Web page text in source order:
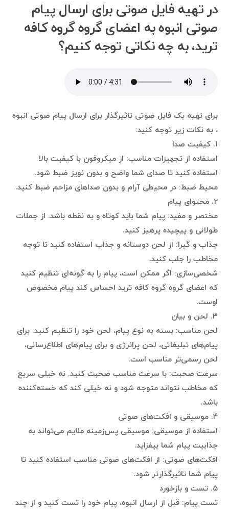
در تهیه فایل صوتی برای ارسال پیام
صوتی انبوه به اعضای گروه گروه کافه
ترید، به چه نکاتی توجه کنیم؟
برای تهیه یک فایل صوتی تاثیرگذار برای ارسال پیام صوتی انبوه
، به نکات زیر توجه کنید:
۱. کیفیت صدا
استفاده از تجهیزات مناسب: از میکروفون با کیفیت بالا
استفاده کنید تا صدای شما واضح و بدون نویز ضبط شود.
محیط ضبط: در محیطی آرام و بدون صداهای مزاحم ضبط کنید.
۲. محتوای پیام
مختصر و مفید: پیام شما باید کوتاه و به نقطه باشد. از جملات
طولانی و پیچیده پرهیز کنید.
جذاب و گیرا: از لحن دوستانه و جذاب استفاده کنید تا توجه
مخاطب را جلب کنید.
شخصی‌سازی: اگر ممکن است، پیام را به گونه‌ای تنظیم کنید
که اعضای گروه گروه کافه ترید احساس کند پیام مخصوص
اوست.
۳. لحن و بیان
لحن مناسب: بسته به نوع پیام، لحن خود را تنظیم کنید. برای
پیام‌های تبلیغاتی، لحن پرانرژی و برای پیام‌های اطلاع‌رسانی،
لحن رسمی‌تر مناسب است.
سرعت صحبت: با سرعت مناسب صحبت کنید. نه خیلی سریع
که مخاطب نتواند متوجه شود و نه خیلی کند که خسته‌کننده
باشد.
۴. موسیقی و افکت‌های صوتی
استفاده از موسیقی: موسیقی پس‌زمینه ملایم می‌تواند به
جذابیت پیام شما بیفزاید.
افکت‌های صوتی: از افکت‌های صوتی مناسب استفاده کنید تا
پیام شما تاثیرگذارتر شود.
۵. تست و بازخورد
تست پیام: قبل از ارسال انبوه، پیام خود را تست کنید و از چند